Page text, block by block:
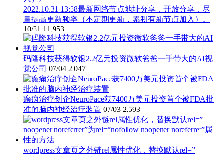
2022.10.31 13:38最新网络节点地址分享，开放分享，尽
量提高更新频率（不定期更新，累积有新节点加入）。
10/31 11,953
码隆科技获得软银2.2亿元投资微软爸爸一手带大的AI视
觉公司 07/04 2,047
癫痫治疗创企NeuroPace获7400万美元投资首个被FDA批
准的脑内神经治疗装置 07/03 2,593
wordpress文章页之外链rel属性优化，替换默认rel=”